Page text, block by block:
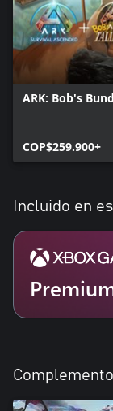
ARK: Bob's
COP$259.900+
Incluido en